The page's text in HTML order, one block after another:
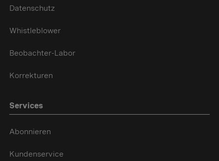
Datenschutz
Whistleblower
Beobachter-Labor
Korrekturen
Services
Abonnieren
Kundenservice